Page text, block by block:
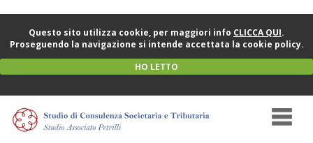
Questo sito utilizza cookie, per maggiori info CLICCA QUI.
Proseguendo la navigazione si intende accettata la cookie policy.
HO LETTO